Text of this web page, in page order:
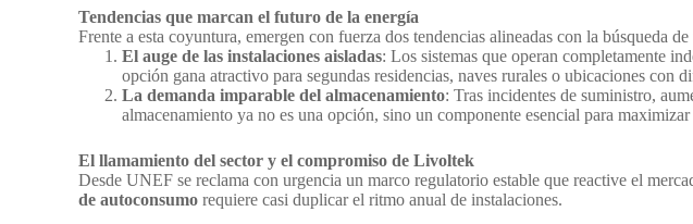
Tendencias que marcan el futuro de la energía
Frente a esta coyuntura, emergen con fuerza dos tendencias alineadas con la búsqueda de
El auge de las instalaciones aisladas: Los sistemas que operan completamente
opción gana atractivo para segundas residencias, naves rurales o ubicaciones con
La demanda imparable del almacenamiento: Tras incidentes de suministro,
almacenamiento ya no es una opción, sino un componente esencial para
El llamamiento del sector y el compromiso de Livoltek
Desde UNEF se reclama con urgencia un marco regulatorio estable que reactive el
de autoconsumo requiere casi duplicar el ritmo anual de instalaciones.